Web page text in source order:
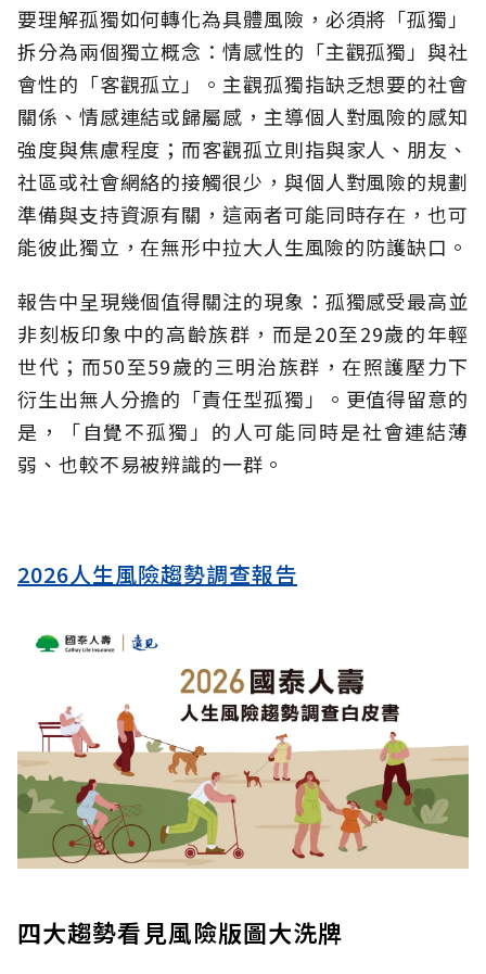
要理解孤獨如何轉化為具體風險，必須將「孤獨」
拆分為兩個獨立概念：情感性的「主觀孤獨」與社
會性的「客觀孤立」。主觀孤獨指缺乏想要的社會
關係、情感連結或歸屬感，主導個人對風險的感知
強度與焦慮程度；而客觀孤立則指與家人、朋友、
社區或社會網絡的接觸很少，與個人對風險的規劃
準備與支持資源有關，這兩者可能同時存在，也可
能彼此獨立，在無形中拉大人生風險的防護缺口。
報告中呈現幾個值得關注的現象：孤獨感受最高並
非刻板印象中的高齡族群，而是20至29歲的年輕
世代；而50至59歲的三明治族群，在照護壓力下
衍生出無人分擔的「責任型孤獨」。更值得留意的
是，「自覺不孤獨」的人可能同時是社會連結薄
弱、也較不易被辨識的一群。
2026人生風險趨勢調查報告
四大趨勢看見風險版圖大洗牌